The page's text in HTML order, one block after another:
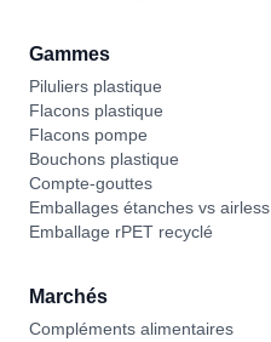
Gammes
Piluliers plastique
Flacons plastique
Flacons pompe
Bouchons plastique
Compte-gouttes
Emballages étanches vs airless
Emballage rPET recyclé
Marchés
Compléments alimentaires